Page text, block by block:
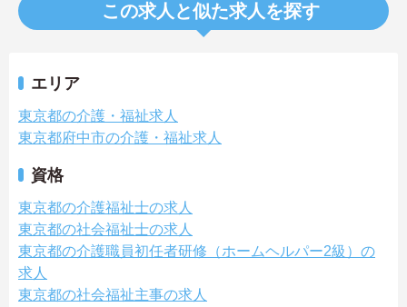
この求人と似た求人を探す
エリア
東京都の介護・福祉求人
東京都府中市の介護・福祉求人
資格
東京都の介護福祉士の求人
東京都の社会福祉士の求人
東京都の介護職員初任者研修（ホームヘルパー2級）の
求人
東京都の社会福祉主事の求人